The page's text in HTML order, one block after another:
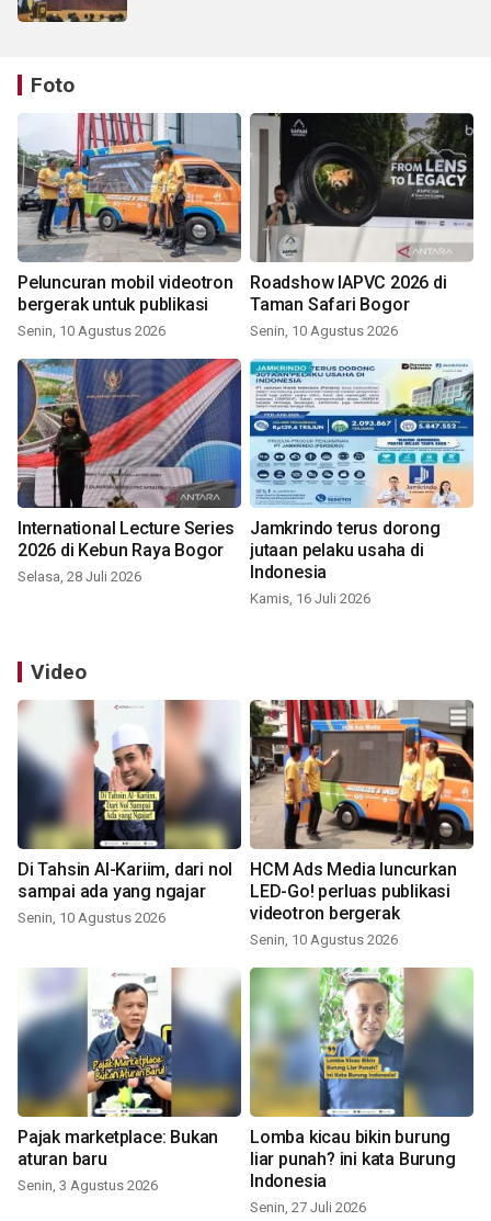
Foto
Peluncuran mobil videotron
bergerak untuk publikasi
Senin, 10 Agustus 2026
Roadshow IAPVC 2026 di
Taman Safari Bogor
Senin, 10 Agustus 2026
International Lecture Series
2026 di Kebun Raya Bogor
Selasa, 28 Juli 2026
Jamkrindo terus dorong
jutaan pelaku usaha di
Indonesia
Kamis, 16 Juli 2026
Video
Di Tahsin Al-Kariim, dari nol
sampai ada yang ngajar
Senin, 10 Agustus 2026
HCM Ads Media luncurkan
LED-Go! perluas publikasi
videotron bergerak
Senin, 10 Agustus 2026
Pajak marketplace: Bukan
aturan baru
Senin, 3 Agustus 2026
Lomba kicau bikin burung
liar punah? ini kata Burung
Indonesia
Senin, 27 Juli 2026